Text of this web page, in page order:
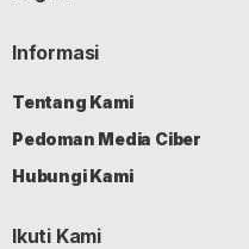
Informasi
Tentang Kami
Pedoman Media Ciber
Hubungi Kami
Ikuti Kami